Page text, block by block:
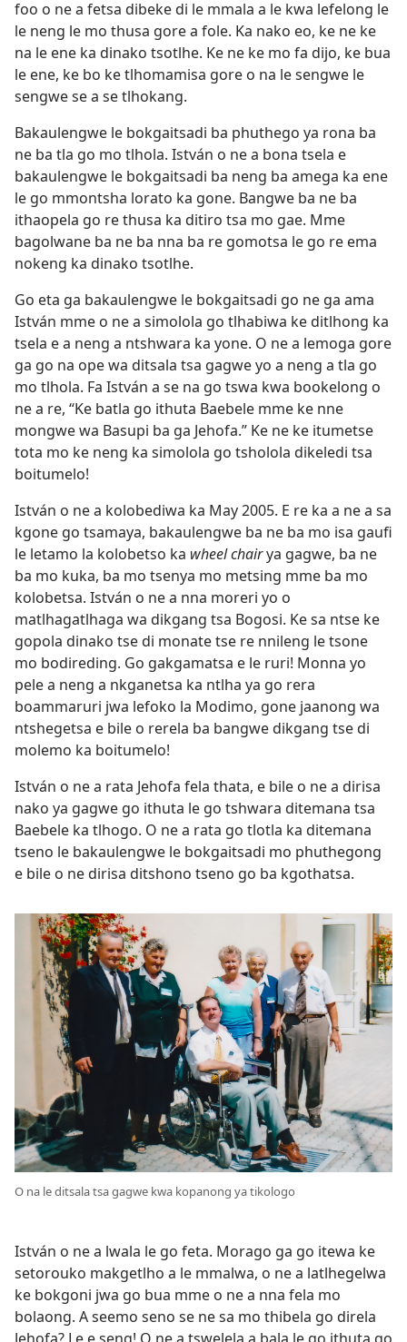
foo o ne a fetsa dibeke di le mmala a le kwa lefelong le
le neng le mo thusa gore a fole. Ka nako eo, ke ne ke
na le ene ka dinako tsotlhe. Ke ne ke mo fa dijo, ke bua
le ene, ke bo ke tlhomamisa gore o na le sengwe le
sengwe se a se tlhokang.
Bakaulengwe le bokgaitsadi ba phuthego ya rona ba
ne ba tla go mo tlhola. István o ne a bona tsela e
bakaulengwe le bokgaitsadi ba neng ba amega ka ene
le go mmontsha lorato ka gone. Bangwe ba ne ba
ithaopela go re thusa ka ditiro tsa mo gae. Mme
bagolwane ba ne ba nna ba re gomotsa le go re ema
nokeng ka dinako tsotlhe.
Go eta ga bakaulengwe le bokgaitsadi go ne ga ama
István mme o ne a simolola go tlhabiwa ke ditlhong ka
tsela e a neng a ntshwara ka yone. O ne a lemoga gore
ga go na ope wa ditsala tsa gagwe yo a neng a tla go
mo tlhola. Fa István a se na go tswa kwa bookelong o
ne a re, “Ke batla go ithuta Baebele mme ke nne
mongwe wa Basupi ba ga Jehofa.” Ke ne ke itumetse
tota mo ke neng ka simolola go tsholola dikeledi tsa
boitumelo!
István o ne a kolobediwa ka May 2005. E re ka a ne a sa
kgone go tsamaya, bakaulengwe ba ne ba mo isa gaufi
le letamo la kolobetso ka wheel chairya gagwe, ba ne
ba mo kuka, ba mo tsenya mo metsing mme ba mo
kolobetsa. István o ne a nna moreri yo o
matlhagatlhaga wa dikgang tsa Bogosi. Ke sa ntse ke
gopola dinako tse di monate tse re nnileng le tsone
mo bodireding. Go gakgamatsa e le ruri! Monna yo
pele a neng a nkganetsa ka ntlha ya go rera
boammaruri jwa lefoko la Modimo, gone jaanong wa
ntshegetsa e bile o rerela ba bangwe dikgang tse di
molemo ka boitumelo!
István o ne a rata Jehofa fela thata, e bile o ne a dirisa
nako ya gagwe go ithuta le go tshwara ditemana tsa
Baebele ka tlhogo. O ne a rata go tlotla ka ditemana
tseno le bakaulengwe le bokgaitsadi mo phuthegong
e bile o ne dirisa ditshono tseno go ba kgothatsa.
O na le ditsala tsa gagwe kwa kopanong ya tikologo
István o ne a lwala le go feta. Morago ga go itewa ke
setorouko makgetlho a le mmalwa, o ne a latlhegelwa
ke bokgoni jwa go bua mme o ne a nna fela mo
bolaong. A seemo seno se ne sa mo thibela go direla